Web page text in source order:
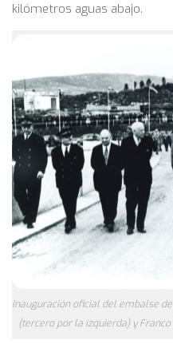
kilómetros aguas abajo.
Inauguración oficial del embalse
(tercero por la izquierda) y